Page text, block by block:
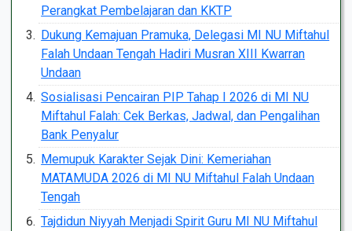
Perangkat Pembelajaran dan KKTP
Dukung Kemajuan Pramuka, Delegasi MI NU Miftahul
Falah Undaan Tengah Hadiri Musran XIII Kwarran
Undaan
Sosialisasi Pencairan PIP Tahap I 2026 di MI NU
Miftahul Falah: Cek Berkas, Jadwal, dan Pengalihan
Bank Penyalur
Memupuk Karakter Sejak Dini: Kemeriahan
MATAMUDA 2026 di MI NU Miftahul Falah Undaan
Tengah
Tajdidun Niyyah Menjadi Spirit Guru MI NU Miftahul